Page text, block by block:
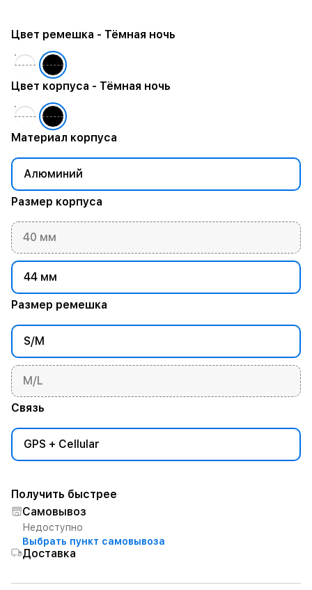
Материал корпуса
Алюминий
Размер корпуса
40 мм
44 мм
Размер ремешка
S/M
M/L
Цвет ремешка - Тёмная ночь
Цвет корпуса - Тёмная ночь
Связь
GPS + Cellular
Получить быстрее
Самовывоз
Недоступно
Выбрать пункт самовывоза
Доставка